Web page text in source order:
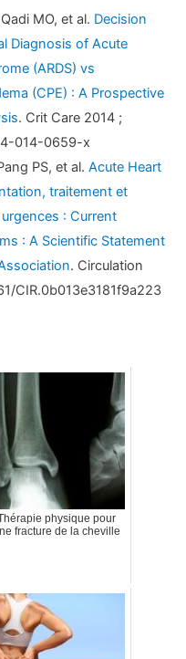
MO, et al. Decision
Diagnosis of Acute
(ARDS) vs
(CPE) : A Prospective
. Crit Care 2014 ;
014-0659-x
PS, et al.Acute Heart
traitement et
: Current
: A Scientific Statement
. Circulation
CIR.0b013e3181f9a223
physique pour
fracture de la cheville